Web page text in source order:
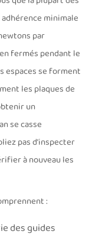
minimale
par
fermés pendant le
espaces se forment
les plaques de
un
se casse
pas d’inspecter
à nouveau les
:
des guides